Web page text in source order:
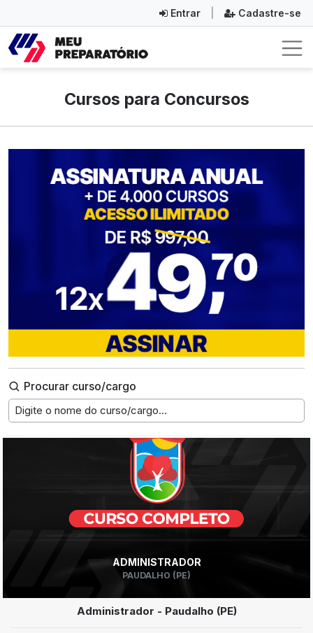
Entrar Cadastre-se
Cursos para Concursos
Procurar curso/cargo
Digite o nome do curso/cargo...
ADMINISTRADOR
PAUDALHO (PE)
Administrador - Paudalho (PE)